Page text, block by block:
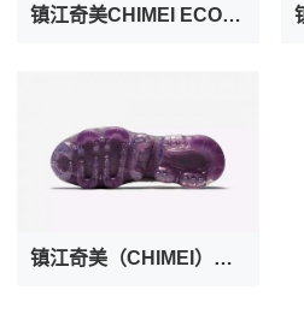
镇江奇美CHIMEI ECO SSBR PR-6256溶聚丁苯橡胶
镇江奇美（CHIMEI）SSBR PR-303溶聚丁苯橡胶